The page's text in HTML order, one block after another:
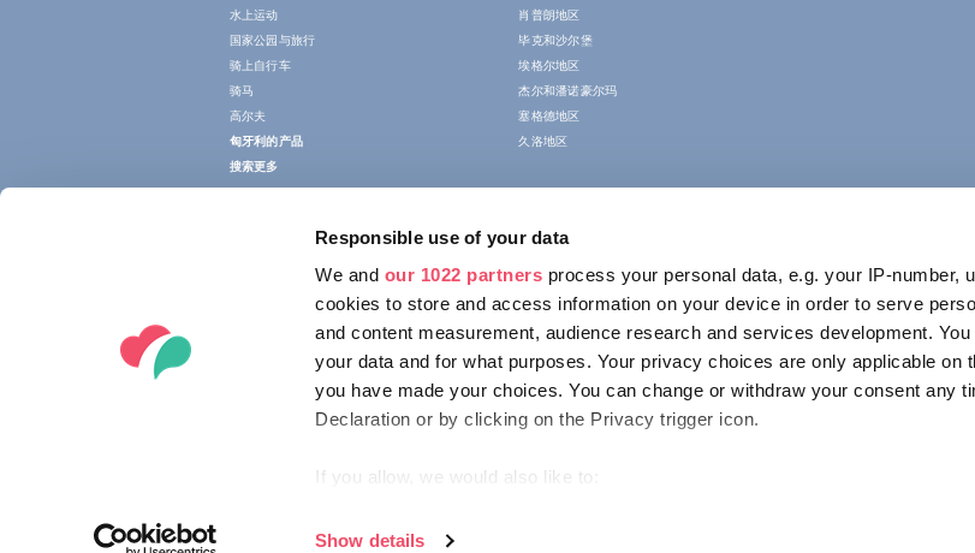
Responsible use of your data
We and our 1022 partners process your personal data, e.g. your IP-number,
cookies to store and access information on your device in order to serve
and content measurement, audience research and services development.
your data and for what purposes. Your privacy choices are only applicable on
you have made your choices. You can change or withdraw your consent any
Declaration or by clicking on the Privacy trigger icon.
If you allow, we would also like to:
Identify your device by actively scanning it for specific characteristics
Show details
水上运动
国家公园与旅行
骑上自行车
骑马
高尔夫
匈牙利的产品
搜索更多
肖普朗地区
毕克和沙尔堡
埃格尔地区
杰尔和潘诺豪尔玛
塞格德地区
久洛地区
联系我们
Alkotás utca 19